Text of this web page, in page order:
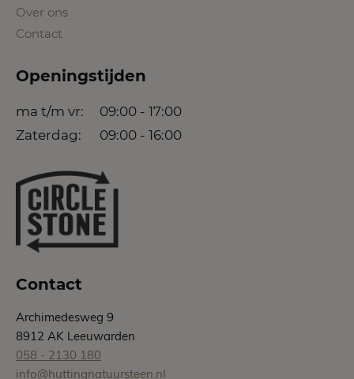
Over ons
Contact
Openingstijden
ma t/m vr:
09:00 - 17:00
Zaterdag:
09:00 - 16:00
Contact
Archimedesweg 9
8912 AK Leeuwarden
058 - 2130 180
info@huttingnatuursteen.nl